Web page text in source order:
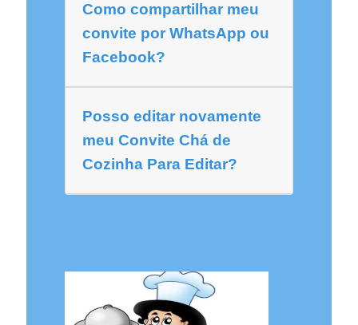
Como compartilhar meu
convite por WhatsApp ou
Facebook?
Posso editar novamente
meu Convite Chá de
Cozinha Para Editar?